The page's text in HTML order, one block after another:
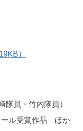
）
隊員・竹内隊員）
ール受賞作品 ほか